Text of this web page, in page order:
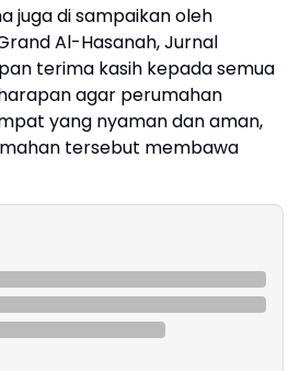
juga di sampaikan oleh
Al-Hasanah, Jurnal
terima kasih kepada semua
agar perumahan
yang nyaman dan aman,
tersebut membawa